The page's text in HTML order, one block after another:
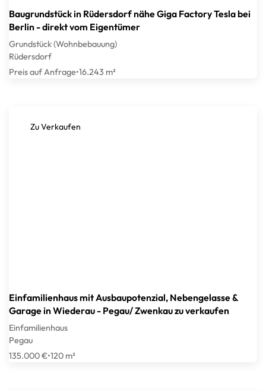
Baugrundstück in Rüdersdorf nähe Giga Factory Tesla bei
Berlin - direkt vom Eigentümer
Grundstück (Wohnbebauung)
Rüdersdorf
Preis auf Anfrage•16.243 m²
Zu Verkaufen
Einfamilienhaus mit Ausbaupotenzial, Nebengelasse &
Garage in Wiederau - Pegau/ Zwenkau zu verkaufen
Einfamilienhaus
Pegau
135.000 €•120 m²